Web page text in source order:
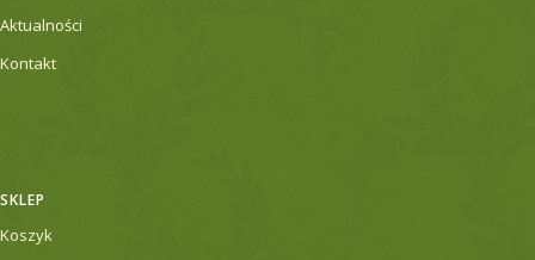
Aktualności
Kontakt
SKLEP
Koszyk